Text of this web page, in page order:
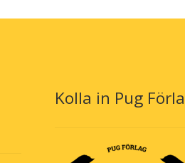
Kolla in Pug